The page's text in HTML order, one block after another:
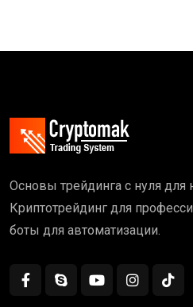
Основы трейдинга с нуля для
Криптотрейдинг для
боты для автоматизации.